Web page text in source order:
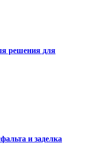
решения для
и заделка